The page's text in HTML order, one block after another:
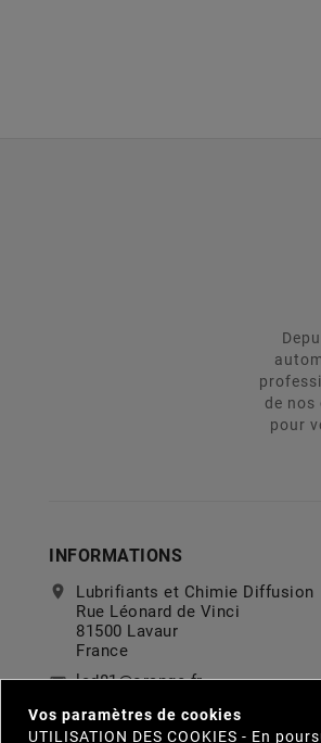
de nos
pour
INFORMATIONS
location_on
Lubrifiants et Chimie Diffusion
Rue Léonard de Vinci
81500 Lavaur
France
email lcd81@orange.fr
call 0563585294
Vos paramètres de cookies
UTILISATION DES COOKIES - En